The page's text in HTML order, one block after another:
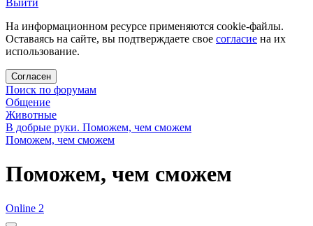
Выйти
На информационном ресурсе применяются cookie-файлы.
Оставаясь на сайте, вы подтверждаете свое согласие на их
использование.
Согласен
Поиск по форумам
Общение
Животные
В добрые руки. Поможем, чем сможем
Поможем, чем сможем
Поможем, чем сможем
Online 2